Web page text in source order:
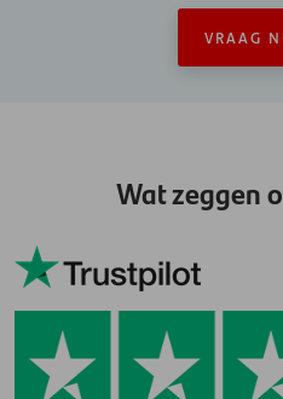
VRAAG
Wat zeggen